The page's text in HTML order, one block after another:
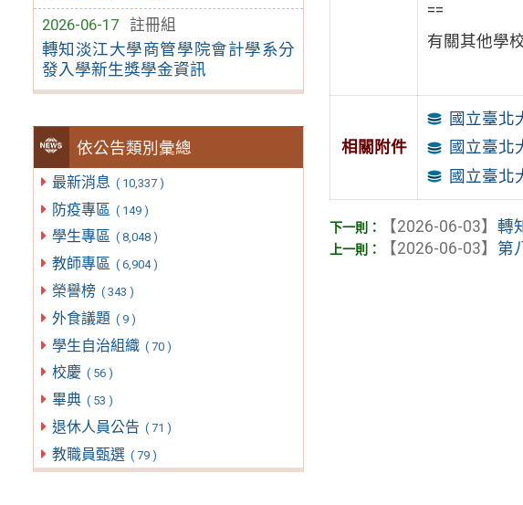
2026-06-17
註冊組
轉知淡江大學商管學院會計學系分
發入學新生獎學金資訊
依公告類別彙總
最新消息 ( 10,337 )
防疫專區 ( 149 )
學生專區 ( 8,048 )
教師專區 ( 6,904 )
榮譽榜 ( 343 )
外食議題 ( 9 )
學生自治組織 ( 70 )
校慶 ( 56 )
畢典 ( 53 )
退休人員公告 ( 71 )
教職員甄選 ( 79 )
==
有關其他學
相關附件
國立臺北
國立臺北
國立臺北
【2026-06-03】轉
【2026-06-03】 第